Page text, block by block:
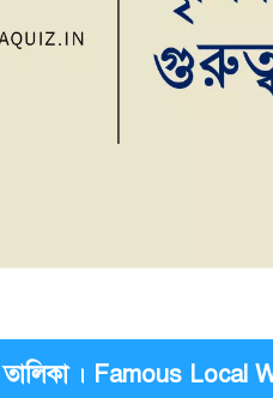
তালিকা । Famous